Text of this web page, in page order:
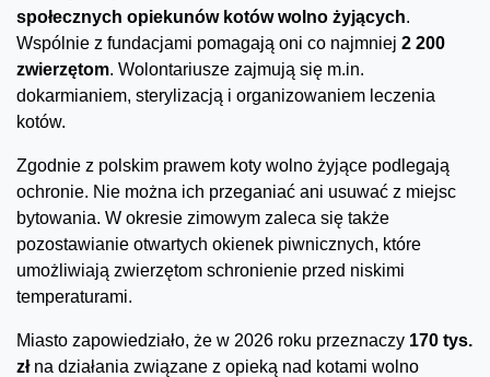
społecznych opiekunów kotów wolno żyjących.
Wspólnie z fundacjami pomagają oni co najmniej 2 200
zwierzętom. Wolontariusze zajmują się m.in.
dokarmianiem, sterylizacją i organizowaniem leczenia
kotów.
Zgodnie z polskim prawem koty wolno żyjące podlegają
ochronie. Nie można ich przeganiać ani usuwać z miejsc
bytowania. W okresie zimowym zaleca się także
pozostawianie otwartych okienek piwnicznych, które
umożliwiają zwierzętom schronienie przed niskimi
temperaturami.
Miasto zapowiedziało, że w 2026 roku przeznaczy 170 tys.
złna działania związane z opieką nad kotami wolno